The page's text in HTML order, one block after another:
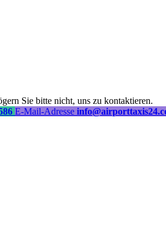
Sie bitte nicht, uns zu kontaktieren.
E-Mail-Adresse